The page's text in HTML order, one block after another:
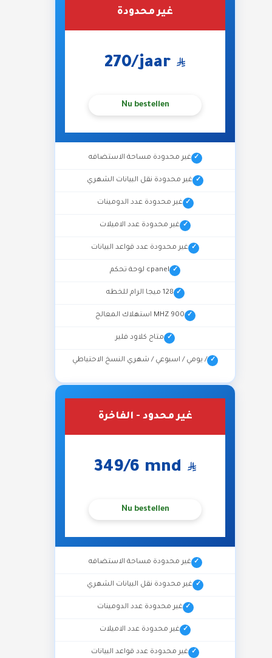
غير محدودة
270/jaar
Nu bestellen
غير محدودة مساحة الاستضافه
غير محدودة نقل البيانات الشهري
غير محدودة عدد الدومينات
غير محدودة عدد الاميلات
غير محدودة عدد قواعد البيانات
cpanel لوحة تحكم
128 ميجا الرام للخطه
900 MHZ استهلاك المعالج
متاح كلاود فلير
/ يومي / اسبوعي / شهري النسخ الاحتياطي
غير محدود - الفاخرة
349/6 mnd
Nu bestellen
غير محدودة مساحة الاستضافه
غير محدودة نقل البيانات الشهري
غير محدودة عدد الدومينات
غير محدودة عدد الاميلات
غير محدودة عدد قواعد البيانات